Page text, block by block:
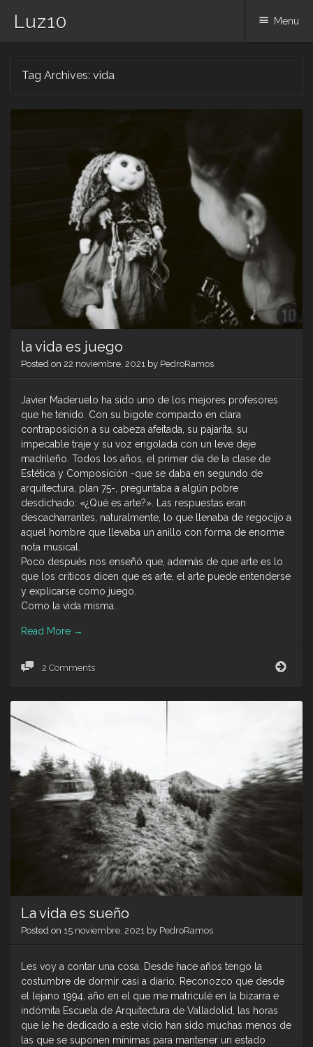
Luz10 Menu
Tag Archives: vida
la vida es juego
Posted on 22 noviembre, 2021 by PedroRamos
Javier Maderuelo ha sido uno de los mejores profesores
que he tenido. Con su bigote compacto en clara
contraposición a su cabeza afeitada, su pajarita, su
impecable traje y su voz engolada con un leve deje
madrileño. Todos los años, el primer día de la clase de
Estética y Composición -que se daba en segundo de
arquitectura, plan 75-, preguntaba a algún pobre
desdichado: «¿Qué es arte?». Las respuestas eran
descacharrantes, naturalmente, lo que llenaba de regocijo a
aquel hombre que llevaba un anillo con forma de enorme
nota musical.
Poco después nos enseñó que, además de que arte es lo
que los críticos dicen que es arte, el arte puede entenderse
y explicarse como juego.
Como la vida misma.
Read More →
2 Comments
La vida es sueño
Posted on 15 noviembre, 2021 by PedroRamos
Les voy a contar una cosa. Desde hace años tengo la
costumbre de dormir casi a diario. Reconozco que desde
el lejano 1994, año en el que me matriculé en la bizarra e
indómita Escuela de Arquitectura de Valladolid, las horas
que le he dedicado a este vicio han sido muchas menos de
las que se suponen mínimas para mantener un estado